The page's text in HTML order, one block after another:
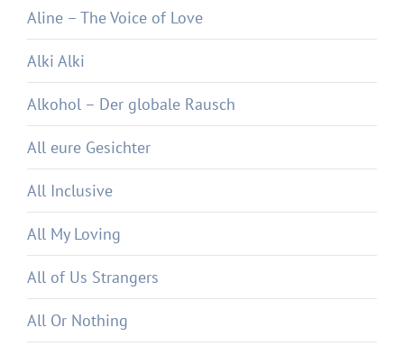
Aline – The Voice of Love
Alki Alki
Alkohol – Der globale Rausch
All eure Gesichter
All Inclusive
All My Loving
All of Us Strangers
All Or Nothing